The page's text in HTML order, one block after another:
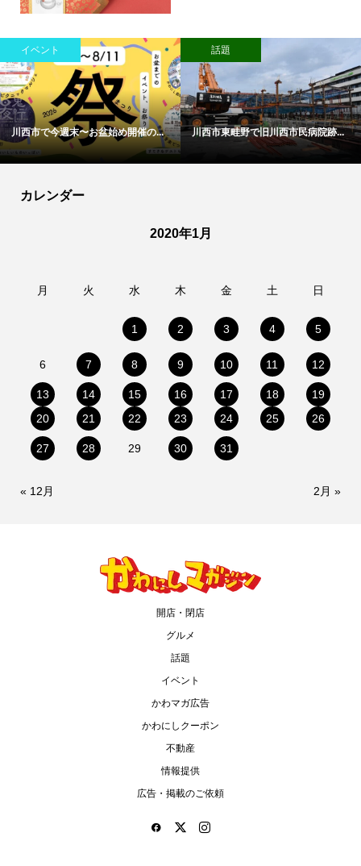
イベント
川西市で今週末〜お盆始め開催の...
話題
川西市東畦野で旧川西市民病院跡...
カレンダー
2020年1月
月 火 水 木 金 土 日
1 2 3 4 5
6 7 8 9 10 11 12
13 14 15 16 17 18
19
20
21 22 23 24 25 26
27 28 29 30 31
« 12月 2月 »
開店・閉店
グルメ
話題
イベント
かわマガ広告
かわにしクーポン
不動産
情報提供
広告・掲載のご依頼